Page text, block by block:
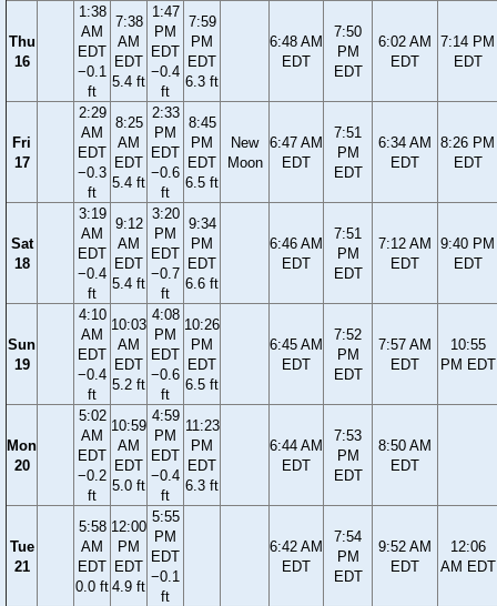
Thu
16
1:38
AM
EDT
−0.1
ft
7:38
AM
EDT
5.4 ft
1:47
PM
EDT
−0.4
ft
7:59
PM
EDT
6.3 ft
6:48 AM
EDT
7:50
PM
EDT
6:02 AM
EDT
7:14 PM
EDT
Fri
17
2:29
AM
EDT
−0.3
ft
8:25
AM
EDT
5.4 ft
2:33
PM
EDT
−0.6
ft
8:45
PM
EDT
6.5 ft
New
Moon
6:47 AM
EDT
7:51
PM
EDT
6:34 AM
EDT
8:26 PM
EDT
Sat
18
3:19
AM
EDT
−0.4
ft
9:12
AM
EDT
5.4 ft
3:20
PM
EDT
−0.7
ft
9:34
PM
EDT
6.6 ft
6:46 AM
EDT
7:51
PM
EDT
7:12 AM
EDT
9:40 PM
EDT
Sun
19
4:10
AM
EDT
−0.4
ft
10:03
AM
EDT
5.2 ft
4:08
PM
EDT
−0.6
ft
10:26
PM
EDT
6.5 ft
6:45 AM
EDT
7:52
PM
EDT
7:57 AM
EDT
10:55
PM EDT
Mon
20
5:02
AM
EDT
−0.2
ft
10:59
AM
EDT
5.0 ft
4:59
PM
EDT
−0.4
ft
11:23
PM
EDT
6.3 ft
6:44 AM
EDT
7:53
PM
EDT
8:50 AM
EDT
Tue
21
5:58
AM
EDT
0.0 ft
12:00
PM
EDT
4.9 ft
5:55
PM
EDT
−0.1
ft
6:42 AM
EDT
7:54
PM
EDT
9:52 AM
EDT
12:06
AM EDT